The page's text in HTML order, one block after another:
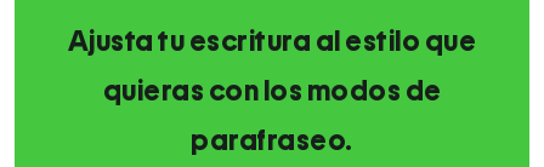
Ajusta tu escritura al estilo que
quieras con los modos de
parafraseo.